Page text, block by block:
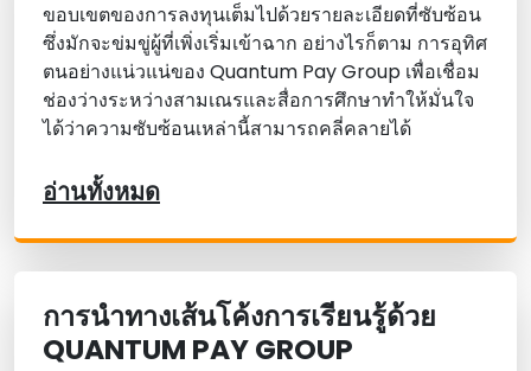
ขอบเขตของการลงทุนเต็มไปด้วยรายละเอียดที่ซับซ้อน
ซึ่งมักจะข่มขู่ผู้ที่เพิ่งเริ่มเข้าฉาก อย่างไรก็ตาม การอุทิศ
ตนอย่างแน่วแน่ของ Quantum Pay Group เพื่อเชื่อม
ช่องว่างระหว่างสามเณรและสื่อการศึกษาทําให้มั่นใจ
ได้ว่าความซับซ้อนเหล่านี้สามารถคลี่คลายได้
อ่านทั้งหมด
การนําทางเส้นโค้งการเรียนรู้ด้วย
QUANTUM PAY GROUP